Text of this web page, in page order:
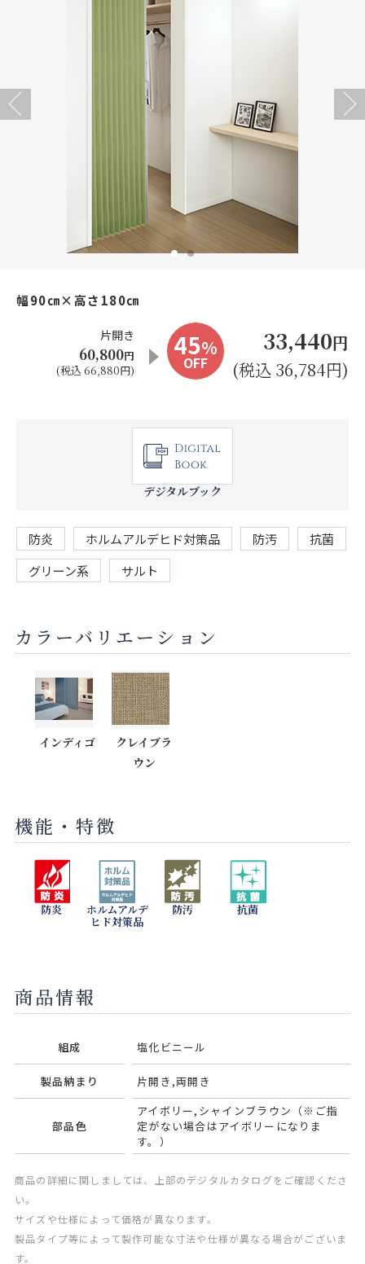
お見積り来店予約はこちら
法人のお客様へ
Previous Next
幅90㎝×高さ180㎝
片開き
60,800円
(税込 66,880円)
45%
OFF
33,440円
(税込 36,784円)
デジタルブック
防炎 ホルムアルデヒド対策品 防汚
抗菌
グリーン系
サルト
カラーバリエーション
インディゴ
クレイブラ
ウン
機能・特徴
防炎 ホルムアルデ
ヒド対策品
防汚 抗菌
商品情報
組成 塩化ビニール
製品納まり 片開き,両開き
部品色
アイボリー,シャインブラウン（※ご指
定がない場合はアイボリーになりま
す。）
商品の詳細に関しましては、上部のデジタルカタログをご確認くださ
い。
サイズや仕様によって価格が異なります。
製品タイプ等によって製作可能な寸法や仕様が異なる場合がございま
す。